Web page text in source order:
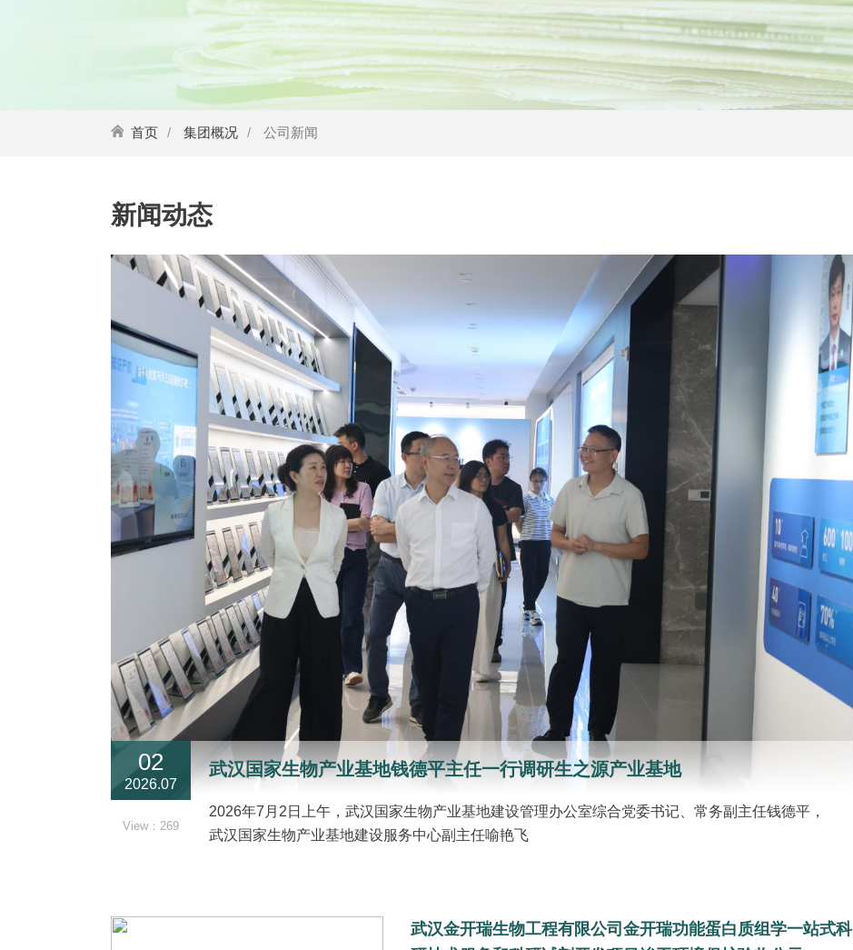
首页 集团概况 公司新闻
新闻动态
02
2026.07
View：269
武汉国家生物产业基地钱德平主任一行调研生之源产业基地
2026年7月2日上午，武汉国家生物产业基地建设管理办公室综合党委书记、常务副主任钱德平，
武汉国家生物产业基地建设服务中心副主任喻艳飞
武汉金开瑞生物工程有限公司金开瑞功能蛋白质组学一站式科